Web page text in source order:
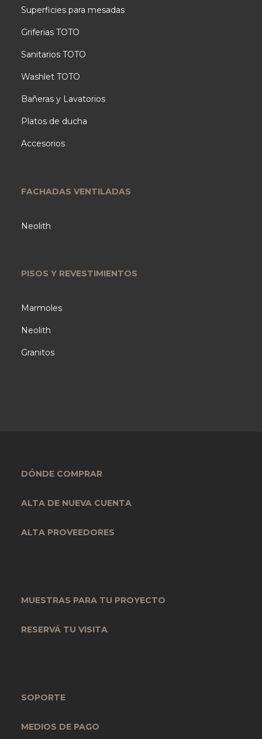
Superficies para mesadas
Griferias TOTO
Sanitarios TOTO
Washlet TOTO
Bañeras y Lavatorios
Platos de ducha
Accesorios
FACHADAS VENTILADAS
Neolith
PISOS Y REVESTIMIENTOS
Marmoles
Neolith
Granitos
DÓNDE COMPRAR
ALTA DE NUEVA CUENTA
ALTA PROVEEDORES
MUESTRAS PARA TU PROYECTO
RESERVÁ TU VISITA
SOPORTE
MEDIOS DE PAGO